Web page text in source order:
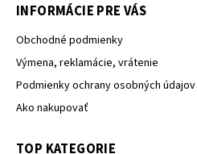
INFORMÁCIE PRE VÁS
Obchodné podmienky
Výmena, reklamácie, vrátenie
Podmienky ochrany osobných údajov
Ako nakupovať
TOP KATEGORIE